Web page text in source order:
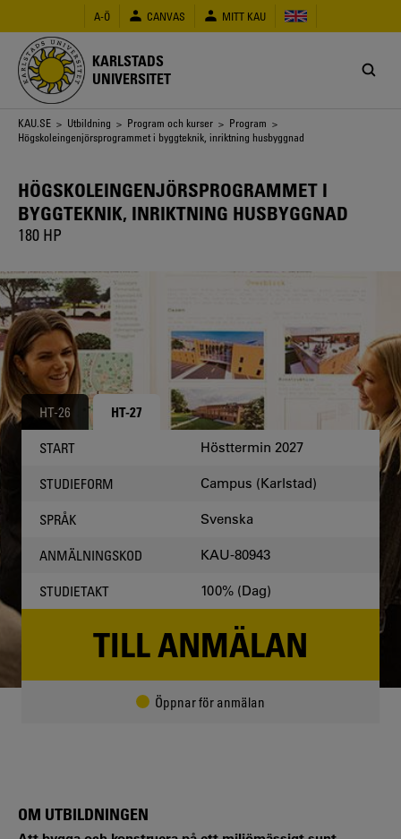
huvudinnehåll
A-Ö CANVAS MITT KAU
KARLSTADS
UNIVERSITET
Länkstig
KAU.SE > Utbildning > Program och kurser > Program >
Högskoleingenjörsprogrammet i byggteknik, inriktning husbyggnad
HÖGSKOLEINGENJÖRSPROGRAMMET I
BYGGTEKNIK, INRIKTNING HUSBYGGNAD
180 HP
HT-26 HT-27
START Hösttermin 2027
STUDIEFORM Campus (Karlstad)
SPRÅK Svenska
ANMÄLNINGSKOD KAU-80943
STUDIETAKT 100% (Dag)
TILL ANMÄLAN
Öppnar för anmälan
OM UTBILDNINGEN